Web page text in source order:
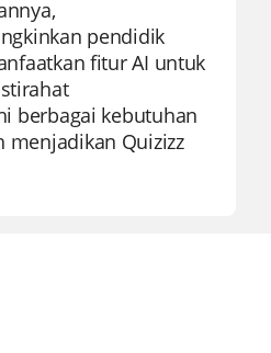
pendidik
fitur AI untuk
berbagai kebutuhan
menjadikan Quizizz